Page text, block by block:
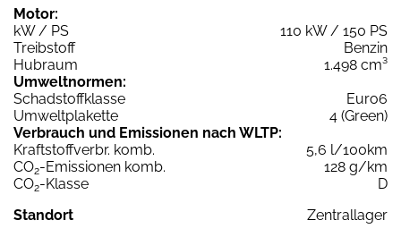
Motor:
kW / PS
110 kW / 150 PS
Treibstoff
Benzin
Hubraum
1.498 cm³
Umweltnormen:
Schadstoffklasse
Euro6
Umweltplakette
4 (Green)
Verbrauch und Emissionen nach WLTP:
Kraftstoffverbr. komb.
5,6 l/100km
CO2-Emissionen komb.
128 g/km
CO2-Klasse
D
Standort
Zentrallager